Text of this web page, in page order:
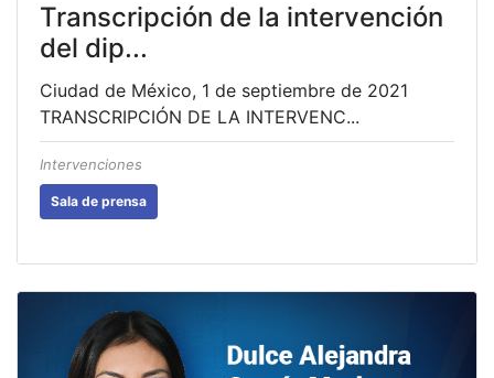
Transcripción de la intervención
del dip...
Ciudad de México, 1 de septiembre de 2021
TRANSCRIPCIÓN DE LA INTERVENC...
Intervenciones
Sala de prensa